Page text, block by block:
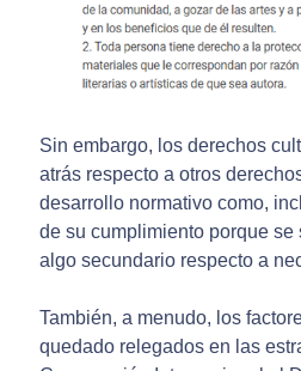
Sin embargo, los derechos
atrás respecto a otros
desarrollo normativo como,
de su cumplimiento porque
algo secundario respecto a
También, a menudo, los
quedado relegados en las